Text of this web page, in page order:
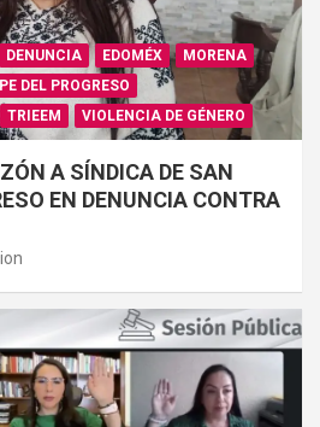
DENUNCIA EDOMÉX
MORENA
DEL PROGRESO
TRIEEM VIOLENCIA DE GÉNERO
A SÍNDICA DE SAN
EN DENUNCIA CONTRA